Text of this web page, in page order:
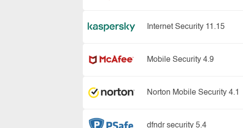
Internet Security 11.15
Mobile Security 4.9
Norton Mobile Security 4.1
dfndr security 5.4